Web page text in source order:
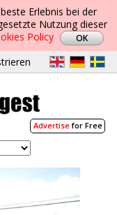
Erlebnis bei der
Nutzung dieser
Policy
Advertisefor Free